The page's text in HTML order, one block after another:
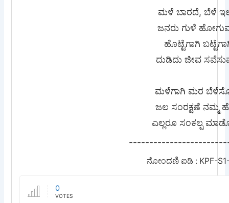
ಮಳೆ ಬಾರದೆ, ಬೆಳೆ
ಜನರು ಗುಳೆ
ಹೊಟ್ಟೆಗಾಗಿ
ದುಡಿದು ಜೀವ
ಮಳೆಗಾಗಿ ಮರ
ಜಲ ಸಂರಕ್ಷಣೆ ನಮ್ಮ
ಎಲ್ಲರೂ ಸಂಕಲ್ಪ
ನೋಂದಣಿ ಐಡಿ : KPF-
0
VOTES